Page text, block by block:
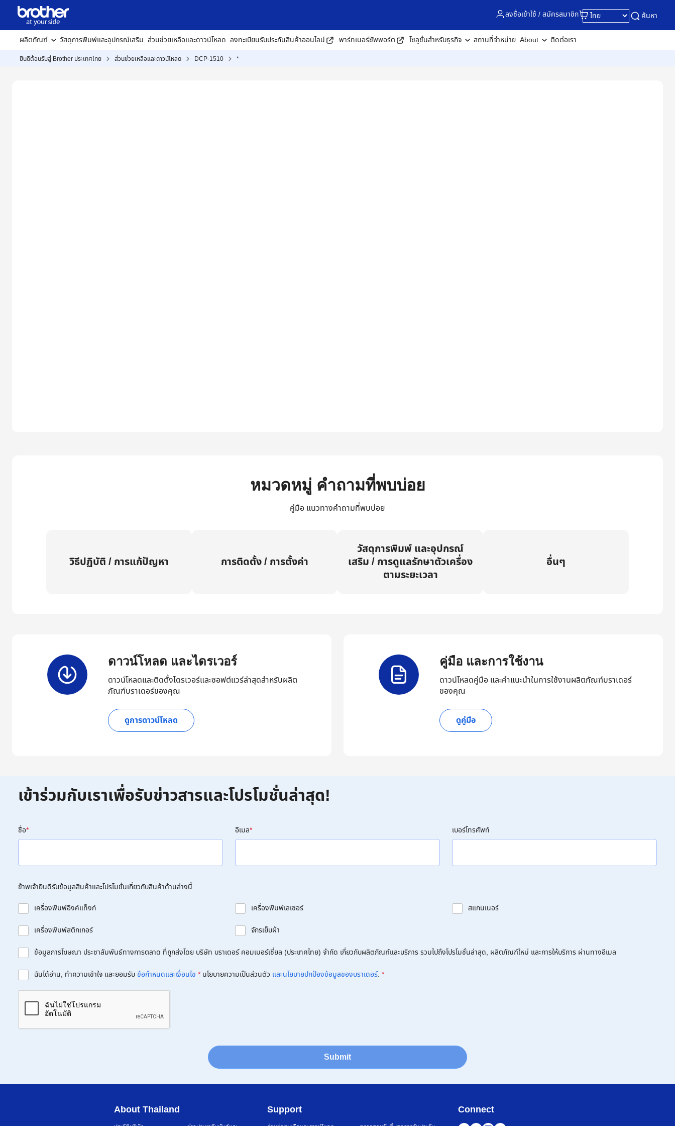
ลงชื่อเข้าใช้ / สมัครสมาชิก ค้นหา
ผลิตภัณฑ์ วัสดุการพิมพ์และอุปกรณ์เสริม ส่วนช่วยเหลือและดาวน์โหลด ลงทะเบียนรับประกันสินค้าออนไลน์ พาร์ทเนอร์ซัพพอร์ต โซลูชั่นสำหรับธุรกิจ สถานที่จำหน่าย About ติดต่อเรา
ยินดีต้อนรับสู่ Brother ประเทศไทย ส่วนช่วยเหลือและดาวน์โหลด DCP-1510 *
หมวดหมู่ คำถามที่พบบ่อย
คู่มือ แนวทางคำถามที่พบบ่อย
วิธีปฏิบัติ / การแก้ปัญหา การติดตั้ง / การตั้งค่า
วัสดุการพิมพ์ และอุปกรณ์
เสริม / การดูแลรักษาตัวเครื่อง
ตามระยะเวลา
อื่นๆ
ดาวน์โหลด และไดรเวอร์
ดาวน์โหลดและติดตั้งไดรเวอร์และซอฟต์แวร์ล่าสุดสำหรับผลิต
ภัณฑ์บราเดอร์ของคุณ
ดูการดาวน์โหลด
คู่มือ และการใช้งาน
ดาวน์โหลดคู่มือ และคำแนะนำในการใช้งานผลิตภัณฑ์บราเดอร์
ของคุณ
ดูคู่มือ
เข้าร่วมกับเราเพื่อรับข่าวสารและโปรโมชั่นล่าสุด!
ชื่อ* อีเมล* เบอร์โทรศัพท์
ข้าพเจ้ายินดีรับข้อมูลสินค้าและโปรโมชั่นเกี่ยวกับสินค้าด้านล่างนี้ :
เครื่องพิมพ์อิงค์แท็งก์
เครื่องพิมพ์เลเซอร์ สแกนเนอร์
เครื่องพิมพ์สติกเกอร์ จักรเย็บผ้า
ข้อมูลการโฆษณา ประชาสัมพันธ์ทางการตลาด ที่ถูกส่งโดย บริษัท บราเดอร์ คอมเมอร์เชี่ยล (ประเทศไทย) จำกัด เกี่ยวกับผลิตภัณฑ์และบริการ รวมไปถึงโปรโมชั่นล่าสุด, ผลิตภัณฑ์ใหม่ และการให้บริการ ผ่านทางอีเมล
ฉันได้อ่าน, ทำความเข้าใจ และยอมรับข้อกำหนดและเงื่อนไข * นโยบายความเป็นส่วนตัว และนโยบายปกป้องข้อมูลของบราเดอร์. *
Submit
About Thailand Support Connect